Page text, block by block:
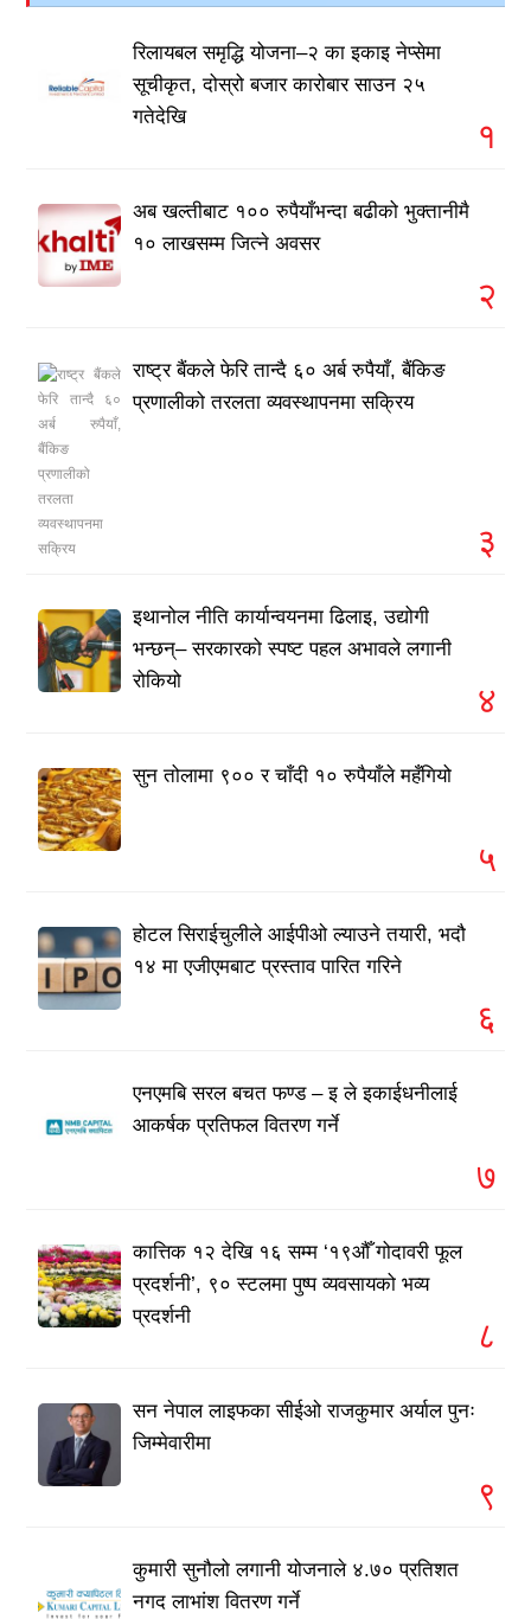
रिलायबल समृद्धि योजना–२ का इकाइ नेप्सेमा
सूचीकृत, दोस्रो बजार कारोबार साउन २५
गतेदेखि
१
अब खल्तीबाट १०० रुपैयाँभन्दा बढीको भुक्तानीमै
१० लाखसम्म जित्ने अवसर
२
राष्ट्र बैंकले फेरि तान्दै ६० अर्ब रुपैयाँ, बैंकिङ
प्रणालीको तरलता व्यवस्थापनमा सक्रिय
३
इथानोल नीति कार्यान्वयनमा ढिलाइ, उद्योगी
भन्छन्– सरकारको स्पष्ट पहल अभावले लगानी
रोकियो
४
सुन तोलामा ९०० र चाँदी १० रुपैयाँले महँगियो
५
होटल सिराईचुलीले आईपीओ ल्याउने तयारी, भदौ
१४ मा एजीएमबाट प्रस्ताव पारित गरिने
६
एनएमबि सरल बचत फण्ड – इ ले इकाईधनीलाई
आकर्षक प्रतिफल वितरण गर्ने
७
कात्तिक १२ देखि १६ सम्म ‘१९औँ गोदावरी फूल
प्रदर्शनी’, ९० स्टलमा पुष्प व्यवसायको भव्य
प्रदर्शनी
८
सन नेपाल लाइफका सीईओ राजकुमार अर्याल पुनः
जिम्मेवारीमा
९
कुमारी सुनौलो लगानी योजनाले ४.७० प्रतिशत
नगद लाभांश वितरण गर्ने